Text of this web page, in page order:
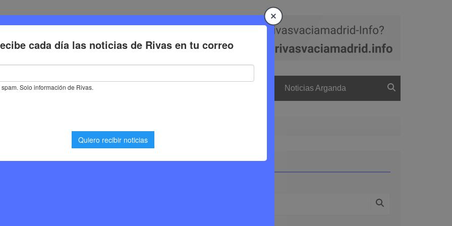
Deporte Cultura Trabajo Noticias Arganda
Lengua de Signos, llega el mejor curso intensivo a Rivas-Vaciamadrid
básica en Lengua de
curso intensivo a